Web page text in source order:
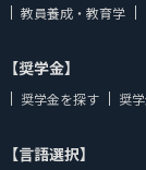
教員養成・教育学
【奨学金】
奨学金を探す 奨
【言語選択】